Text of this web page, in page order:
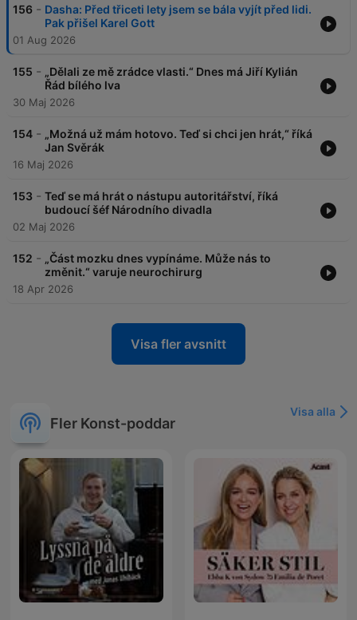
156 - Dasha: Před třiceti lety jsem se bála vyjít před lidi.
Pak přišel Karel Gott
01 Aug 2026
155 - „Dělali ze mě zrádce vlasti.“ Dnes má Jiří Kylián
Řád bílého lva
30 Maj 2026
154 - „Možná už mám hotovo. Teď si chci jen hrát,“ říká
Jan Svěrák
16 Maj 2026
153 - Teď se má hrát o nástupu autoritářství, říká
budoucí šéf Národního divadla
02 Maj 2026
152 - „Část mozku dnes vypínáme. Může nás to
změnit.“ varuje neurochirurg
18 Apr 2026
Visa fler avsnitt
Fler Konst-poddar
Visa alla